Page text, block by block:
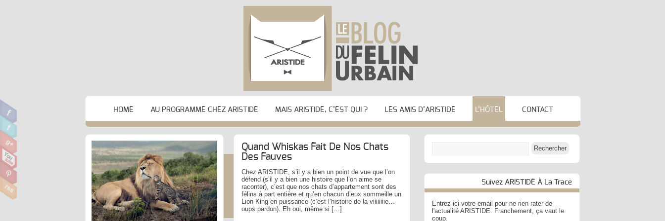
HOME AU PROGRAMME CHEZ ARISTIDE MAIS ARISTIDE, C’EST QUI ? LES AMIS D’ARISTIDE L’HÔTEL CONTACT
Quand Whiskas Fait De Nos Chats
Des Fauves
Chez ARISTIDE, s’il y a bien un point de vue que l’on
défend (s’il y a bien une histoire que l’on aime se
raconter), c’est que nos chats d’appartement sont des
félins à part entière et qu’en chacun d’eux sommeille un
Lion King en puissance (c‘est l’histoire de la viiiiiiiie…
oups pardon). Eh oui, même si […]
Suivez ARISTIDE À La Trace
Entrez ici votre email pour ne rien rater de
l'actualité ARISTIDE. Franchement, ça vaut le
coup.